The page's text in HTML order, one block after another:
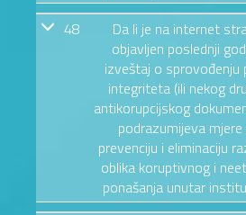
48
Da li je na internet
objavljen poslednji
izveštaj o sprovođenju
integriteta (ili nekog
antikorupcijskog
podrazumijeva
prevenciju i eliminaciju
oblika koruptivnog i
ponašanja unutar